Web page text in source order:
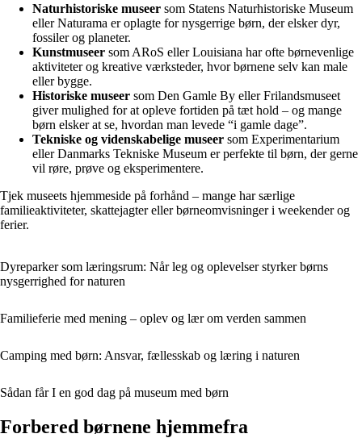
Naturhistoriske museer som Statens Naturhistoriske Museum
eller Naturama er oplagte for nysgerrige børn, der elsker dyr,
fossiler og planeter.
Kunstmuseer som ARoS eller Louisiana har ofte børnevenlige
aktiviteter og kreative værksteder, hvor børnene selv kan male
eller bygge.
Historiske museer som Den Gamle By eller Frilandsmuseet
giver mulighed for at opleve fortiden på tæt hold – og mange
børn elsker at se, hvordan man levede “i gamle dage”.
Tekniske og videnskabelige museer som Experimentarium
eller Danmarks Tekniske Museum er perfekte til børn, der gerne
vil røre, prøve og eksperimentere.
Tjek museets hjemmeside på forhånd – mange har særlige
familieaktiviteter, skattejagter eller børneomvisninger i weekender og
ferier.
Dyreparker som læringsrum: Når leg og oplevelser styrker børns
nysgerrighed for naturen
Familieferie med mening – oplev og lær om verden sammen
Camping med børn: Ansvar, fællesskab og læring i naturen
Sådan får I en god dag på museum med børn
Forbered børnene hjemmefra